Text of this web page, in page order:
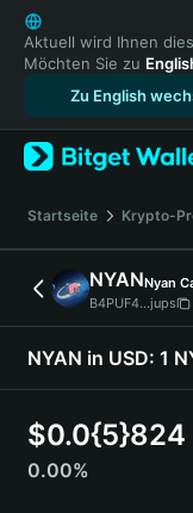
English
日本語
Tiếng Việt
Русский
Español
Türkçe
Français
Deutsch
简体中文
繁體中文
Português (Portugal)
Bahasa Indonesia
ภาษาไทย
Español
Aktuell wird Ihnen
Möchten Sie zu
Zu English
Startseite Krypto-
NYANNyan
B4PUF4...jups
NYAN in USD: 1
$0.0{5}824
0.00%